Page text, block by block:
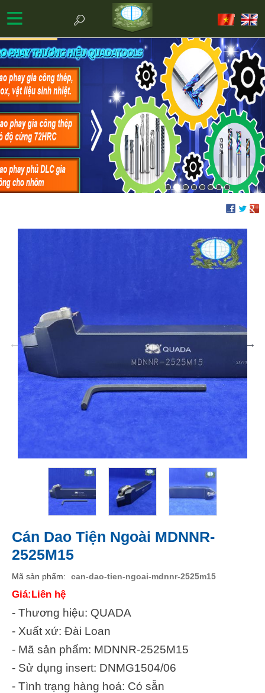
Cán Dao Tiện Ngoài MDNNR-
2525M15
Mã sản phẩm can-dao-tien-ngoai-mdnnr-2525m15
Giá:Liên hệ
- Thương hiệu: QUADA
- Xuất xứ: Đài Loan
- Mã sản phẩm: MDNNR-2525M15
- Sử dụng insert: DNMG1504/06
- Tình trạng hàng hoá: Có sẵn